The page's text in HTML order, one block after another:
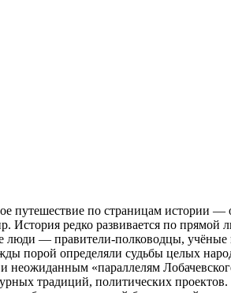
путешествие по страницам
История редко развивается по
— правители-полководцы,
порой определяли судьбы целых
«параллелям
традиций, политических